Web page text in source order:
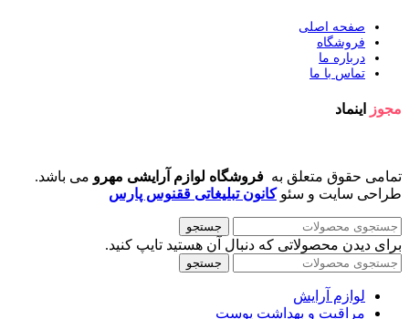
صفحه اصلی
فروشگاه
درباره ما
تماس با ما
مجوز اینماد
تمامی حقوق متعلق به فروشگاه لوازم آرایشی مهرو می باشد.
طراحی سایت و سئوکانون تبلیغاتی ققنوس پارس
جستجو
برای دیدن محصولاتی که دنبال آن هستید تایپ کنید.
جستجو
لوازم آرایش
مراقبت و بهداشت پوست